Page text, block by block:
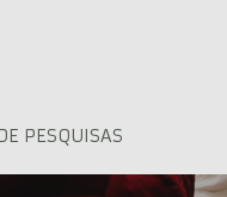
PESQUISAS